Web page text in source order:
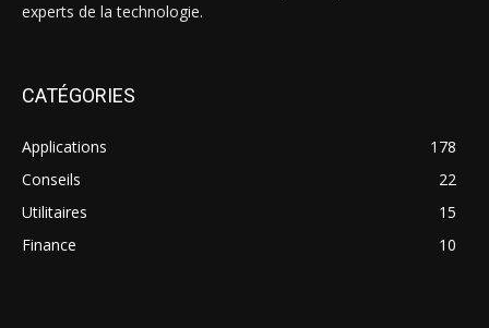
experts de la technologie.
CATÉGORIES
Applications
178
Conseils
22
Utilitaires
15
Finance
10